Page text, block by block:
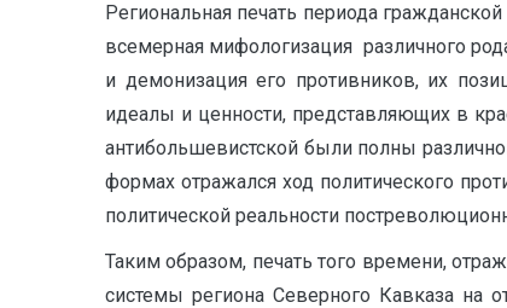
Региональная печать периода
всемерная мифологизация различного
и демонизация его противников, их
идеалы и ценности, представляющих в
антибольшевистской были полны
формах отражался ход политического
политической реальности
Таким образом, печать того времени,
системы региона Северного Кавказа на